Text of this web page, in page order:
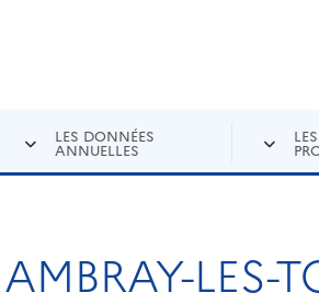
LES DONNÉES
ANNUELLES
LES-